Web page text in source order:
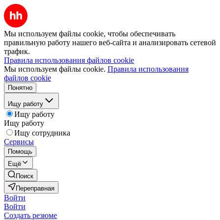
Мы используем файлы cookie, чтобы обеспечивать
правильную работу нашего веб-сайта и анализировать сетевой
трафик.
Правила использования файлов cookie
Мы используем файлы cookie. Правила использования
файлов cookie
Понятно
Ищу работу
Ищу работу
Ищу работу
Ищу сотрудника
Сервисы
Помощь
Ещё
Поиск
Переправная
Войти
Войти
Создать резюме